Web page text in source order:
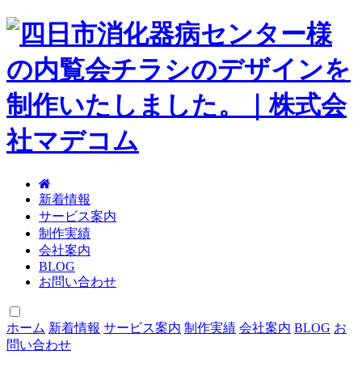
新着情報
サービス案内
制作実績
会社案内
BLOG
お問い合わせ
ホーム 新着情報 サービス案内 制作実績 会社案内 BLOG お
問い合わせ